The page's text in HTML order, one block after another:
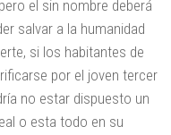
el sin nombre deberá
salvar a la humanidad
si los habitantes de
por el joven tercer
no estar dispuesto un
o esta todo en su